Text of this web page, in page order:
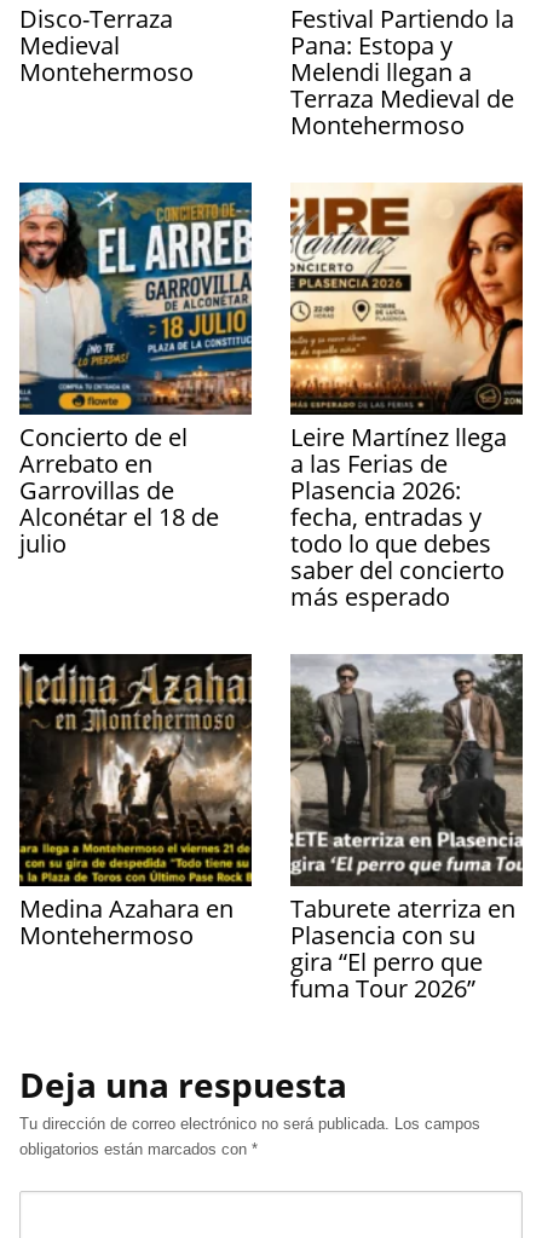
Disco-Terraza
Medieval
Montehermoso
Festival Partiendo la
Pana: Estopa y
Melendi llegan a
Terraza Medieval de
Montehermoso
Concierto de el
Arrebato en
Garrovillas de
Alconétar el 18 de
julio
Leire Martínez llega
a las Ferias de
Plasencia 2026:
fecha, entradas y
todo lo que debes
saber del concierto
más esperado
Medina Azahara en
Montehermoso
Taburete aterriza en
Plasencia con su
gira “El perro que
fuma Tour 2026”
Deja una respuesta
Tu dirección de correo electrónico no será publicada.
Los campos
obligatorios están marcados con *